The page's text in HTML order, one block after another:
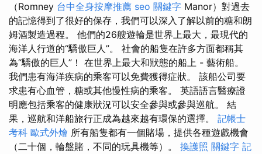
（Romney 台中全身按摩推薦 seo 關鍵字 Manor）對過去
的記憶得到了很好的保存，我們可以深入了解以前的糖和朗
姆酒製造過程。 他們的26艘遊輪是世界上最大，最現代的
海洋人行道的“驕傲巨人”。 社會的船隻在許多方面都稱其
為“驕傲的巨人”！ 在世界上最大和狀態的船上 - 藝術船。
我們患有海洋疾病的乘客可以免費獲得症狀。 該船公司要
求患有心血管，糖或其他慢性病的乘客。 英語語言醫療證
明應包括乘客的健康狀況可以安全參與或參與巡航。 結
果，巡航和洋船旅行正成為越來越有環保的選擇。 記帳士
考科 歐式外燴 所有船隻都有一個賭場，提供各種遊戲機會
（二十個，輪盤賭，不同的玩具機等）。 換護照 關鍵字 記